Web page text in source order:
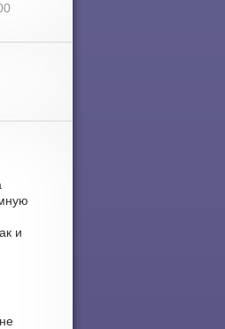
и